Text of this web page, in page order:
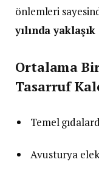
önlemleri
yılında
Ortalama
Tasarruf
Temel
Avusturya